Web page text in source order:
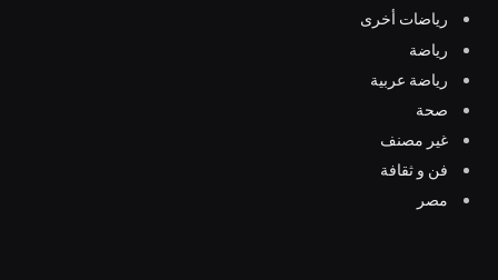
رياضات أخرى
رياضة
رياضة عربية
صحة
غير مصنف
فن و ثقافة
مصر